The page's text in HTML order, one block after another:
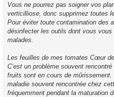
Vous ne pourrez pas soigner vos
verticilliose, donc supprimez toutes
Pour éviter toute contamination des
désinfecter les outils dont vous
malades.
Les feuilles de mes tomates Cœur
C’est un problème souvent
fruits sont en cours de
maladie souvent rencontrée chez
fréquemment pendant la maturation